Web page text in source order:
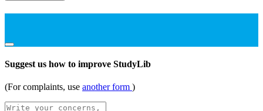
Suggest us how to improve StudyLib
(For complaints, use another form )